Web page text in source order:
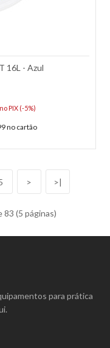
16L - Azul
no PIX (-5%)
no cartão
> >|
83 (5 páginas)
para prática